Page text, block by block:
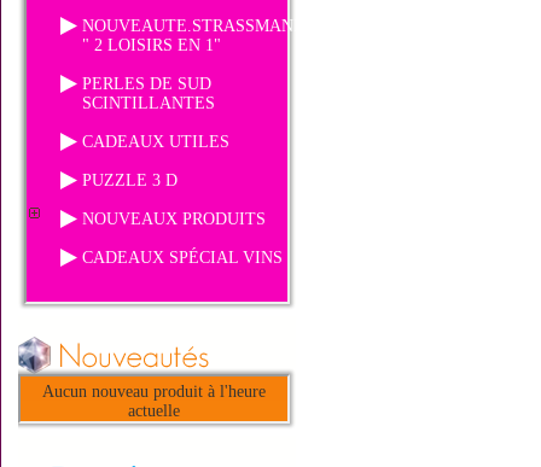
NOUVEAUTE.STRASSMANIA
" 2 LOISIRS EN 1"
PERLES DE SUD
SCINTILLANTES
CADEAUX UTILES
PUZZLE 3 D
NOUVEAUX PRODUITS
CADEAUX SPÉCIAL VINS
Aucun nouveau produit à l'heure
actuelle